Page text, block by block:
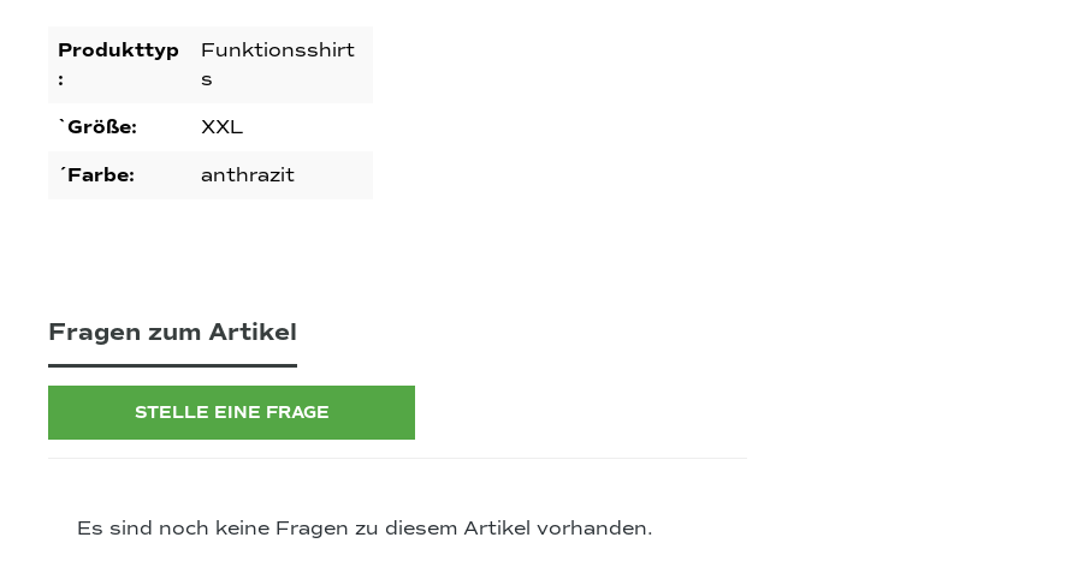
Produkttyp
:
Funktionsshirt
s
`Größe:
XXL
´Farbe:
anthrazit
Fragen zum Artikel
STELLE EINE FRAGE
Es sind noch keine Fragen zu diesem Artikel vorhanden.